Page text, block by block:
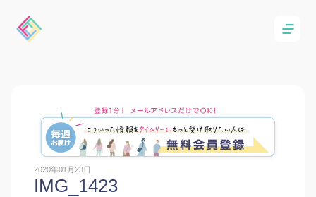
2020年01月23日
IMG_1423